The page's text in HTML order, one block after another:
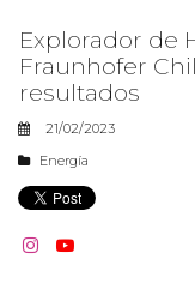
Explorador de
Fraunhofer
resultados
21/02/2023
Energía
 